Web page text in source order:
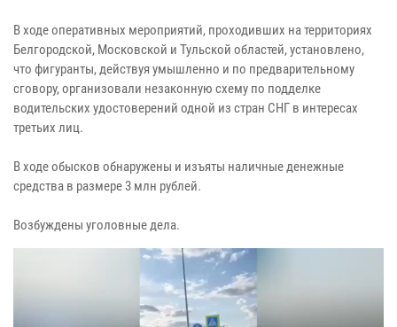
В ходе оперативных мероприятий, проходивших на территориях
Белгородской, Московской и Тульской областей, установлено,
что фигуранты, действуя умышленно и по предварительному
сговору, организовали незаконную схему по подделке
водительских удостоверений одной из стран СНГ в интересах
третьих лиц.
В ходе обысков обнаружены и изъяты наличные денежные
средства в размере 3 млн рублей.
Возбуждены уголовные дела.